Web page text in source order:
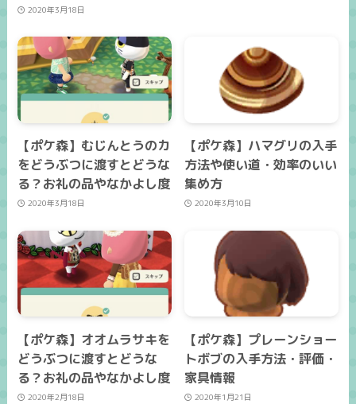
2020年3月18日
【ポケ森】むじんとうのカ
をどうぶつに渡すとどうな
る？お礼の品やなかよし度
2020年3月18日
【ポケ森】ハマグリの入手
方法や使い道・効率のいい
集め方
2020年3月10日
【ポケ森】オオムラサキを
どうぶつに渡すとどうな
る？お礼の品やなかよし度
2020年2月18日
【ポケ森】プレーンショー
トボブの入手方法・評価・
家具情報
2020年1月21日